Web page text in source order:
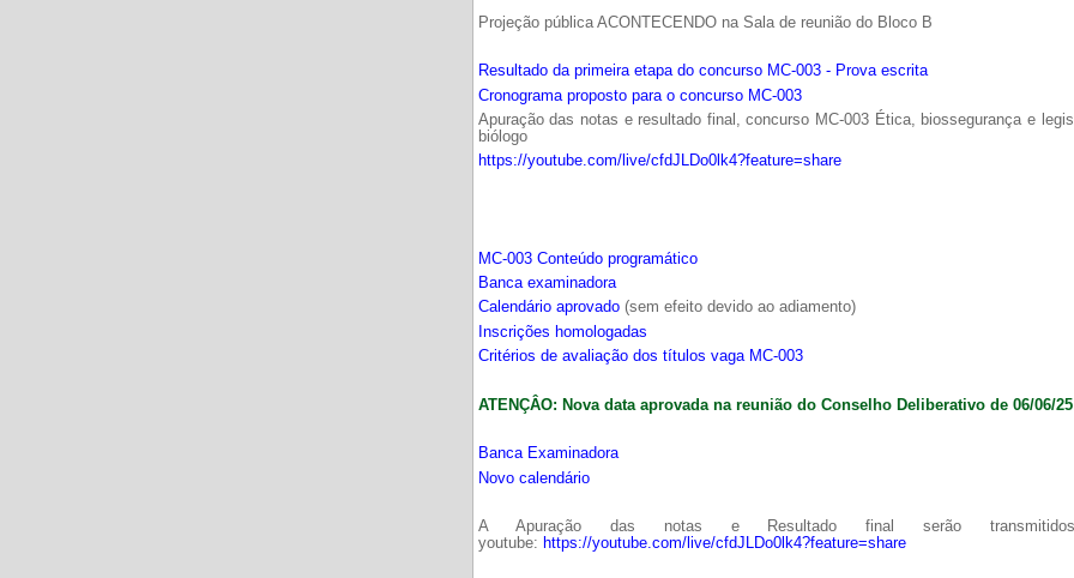
Projeção pública ACONTECENDO na Sala de reunião do Bloco B
Resultado da primeira etapa do concurso MC-003 - Prova escrita
Cronograma proposto para o concurso MC-003
Apuração das notas e resultado final, concurso MC-003 Ética, biossegurança e
biólogo
https://youtube.com/live/cfdJLDo0lk4?feature=share
MC-003 Conteúdo programático
Banca examinadora
Calendário aprovado(sem efeito devido ao adiamento)
Inscrições homologadas
Critérios de avaliação dos títulos vaga MC-003
ATENÇÂO: Nova data aprovada na reunião do Conselho Deliberativo de 06/06/25
Banca Examinadora
Novo calendário
A Apuração das notas e Resultado final serão
youtube: https://youtube.com/live/cfdJLDo0lk4?feature=share